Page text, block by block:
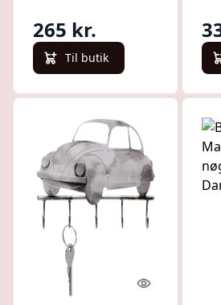
265 kr.
Til butik
Quick look